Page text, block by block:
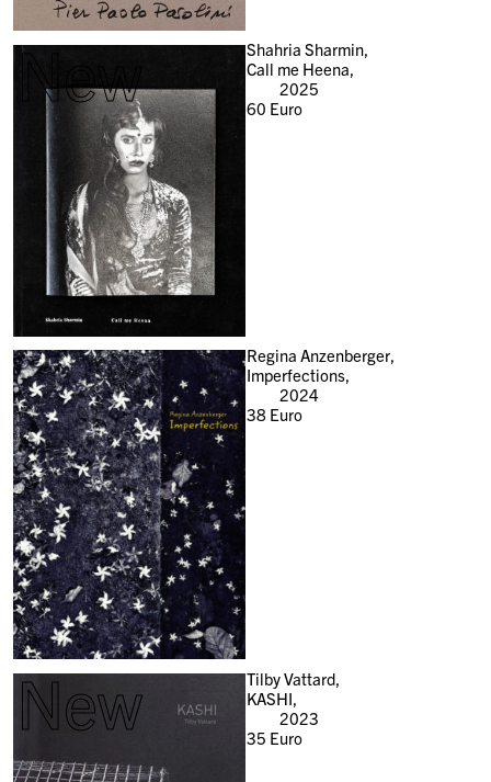
New
Shahria Sharmin,
Call me Heena,
2025
60 Euro
Regina Anzenberger,
Imperfections,
2024
38Euro
New
Tilby Vattard,
KASHI,
2023
35 Euro